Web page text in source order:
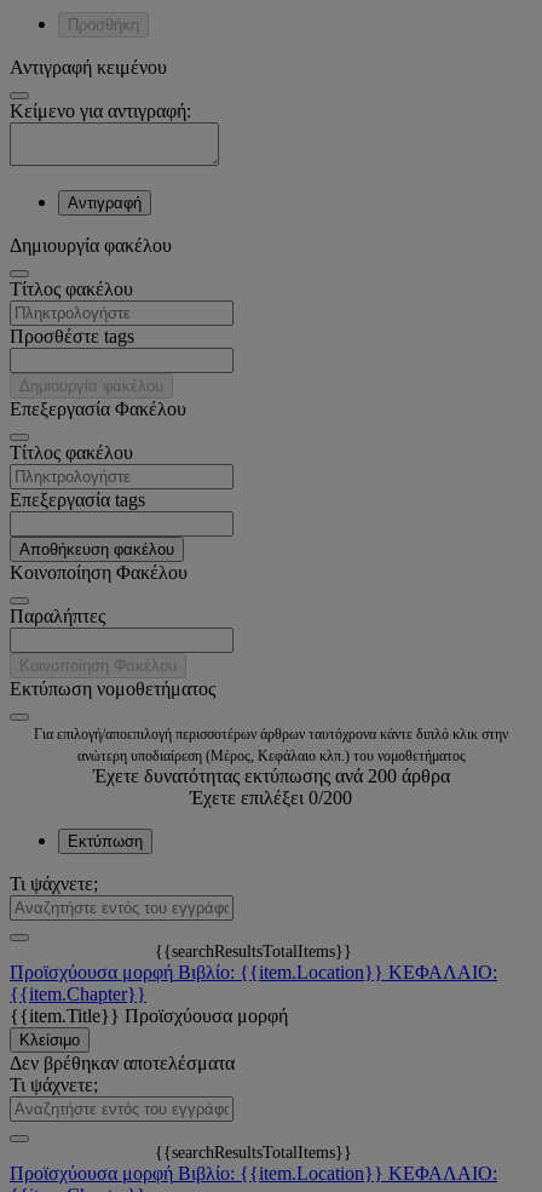
Προσθήκη
Αντιγραφή κειμένου
Κείμενο για αντιγραφή:
Αντιγραφή
Δημιουργία φακέλου
Tίτλος φακέλου
Προσθέστε tags
Δημιουργία φακέλου
Επεξεργασία Φακέλου
Tίτλος φακέλου
Επεξεργασία tags
Αποθήκευση φακέλου
Κοινοποίηση Φακέλου
Παραλήπτες
Κοινοποίηση Φακέλου
Εκτύπωση νομοθετήματος
Για επιλογή/αποεπιλογή περισσοτέρων άρθρων ταυτόχρονα κάντε διπλό κλικ στην
ανώτερη υποδιαίρεση (Μέρος, Κεφάλαιο κλπ.) του νομοθετήματος
Έχετε δυνατότητας εκτύπωσης ανά 200 άρθρα
Έχετε επιλέξει 0/200
Εκτύπωση
Τι ψάχνετε;
{{searchResultsTotalItems}}
Προϊσχύουσα μορφή Βιβλίο: {{item.Location}} ΚΕΦΑΛΑΙΟ:
{{item.Chapter}}
{{item.Title}} Προϊσχύουσα μορφή
Κλείσιμο
Δεν βρέθηκαν αποτελέσματα
Τι ψάχνετε;
{{searchResultsTotalItems}}
Προϊσχύουσα μορφή Βιβλίο: {{item.Location}} ΚΕΦΑΛΑΙΟ: